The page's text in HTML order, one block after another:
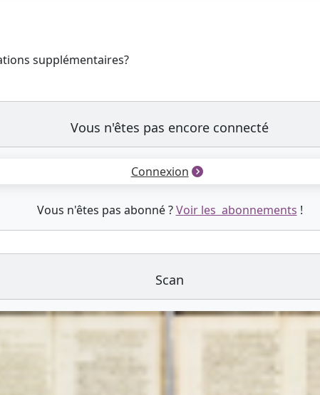
supplémentaires?
Vous n'êtes pas encore connecté
Connexion
Vous n'êtes pas abonné ?Voir les abonnements !
Scan